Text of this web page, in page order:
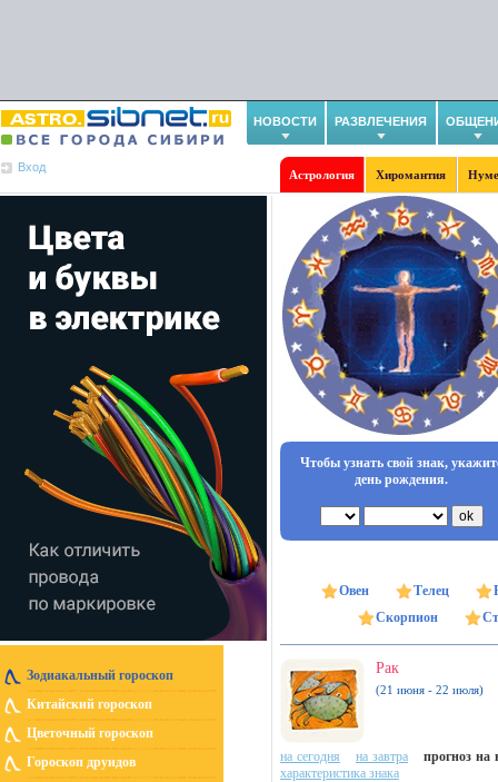
НОВОСТИ РАЗВЛЕЧЕНИЯ
Вход
Астрология Хиромантия
Зодиакальный гороскоп
Китайский гороскоп
Цветочный гороскоп
Гороскоп друидов
Чтобы узнать свой знак,
день рождения.
Овен Телец
Скорпион
Рак
(21 июня - 22 июля)
на сегодня на завтра
прогноз на
характеристика знака